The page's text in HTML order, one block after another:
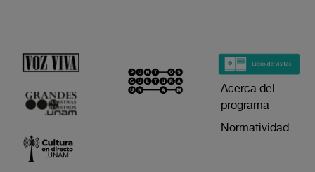
Acerca del
programa
Normatividad